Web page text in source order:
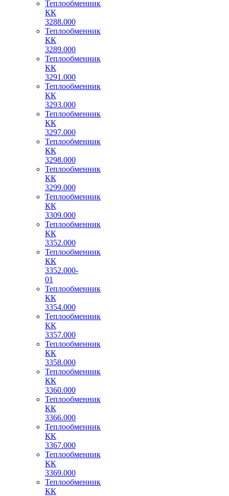
Теплообменник
КК
3288.000
Теплообменник
КК
3289.000
Теплообменник
КК
3291.000
Теплообменник
КК
3293.000
Теплообменник
КК
3297.000
Теплообменник
КК
3298.000
Теплообменник
КК
3299.000
Теплообменник
КК
3309.000
Теплообменник
КК
3352.000
Теплообменник
КК
3352.000-
01
Теплообменник
КК
3354.000
Теплообменник
КК
3357.000
Теплообменник
КК
3358.000
Теплообменник
КК
3360.000
Теплообменник
КК
3366.000
Теплообменник
КК
3367.000
Теплообменник
КК
3369.000
Теплообменник
КК